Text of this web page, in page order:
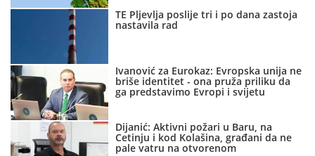
TE Pljevlja poslije tri i po dana zastoja
nastavila rad
Ivanović za Eurokaz: Evropska unija ne
briše identitet - ona pruža priliku da
ga predstavimo Evropi i svijetu
Dijanić: Aktivni požari u Baru, na
Cetinju i kod Kolašina, građani da ne
pale vatru na otvorenom